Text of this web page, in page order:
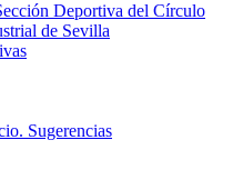
Deportiva del Círculo
de Sevilla
Sugerencias